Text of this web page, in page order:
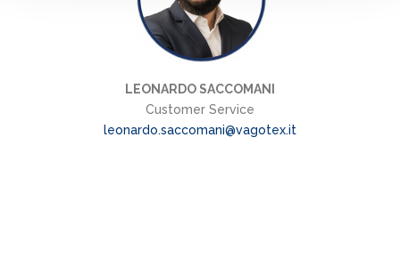
LEONARDO SACCOMANI
Customer Service
leonardo.saccomani@vagotex.it